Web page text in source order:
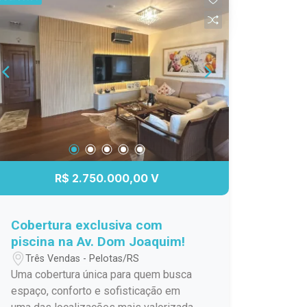
acesso a escolas, mercados e
diversos serviços. Ideal para quem
busca qualidade de vida e momentos
especiais com a família. Entre em
contato para mais informações e
agende sua visita.
R$ 2.750.000,00 V
Cobertura exclusiva com
piscina na Av. Dom Joaquim!
Três Vendas - Pelotas/RS
Uma cobertura única para quem busca
espaço, conforto e sofisticação em